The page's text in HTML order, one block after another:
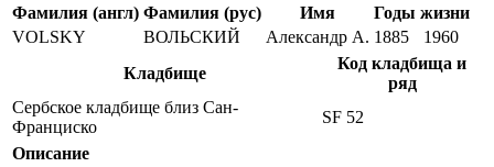
Фамилия (англ) Фамилия (рус) Имя
Годы жизни
VOLSKY
ВОЛЬСКИЙ Александр А. 1885
1960
Кладбище
Код кладбища и
ряд
Сербское кладбище близ Сан-
Франциско
SF 52
Описание